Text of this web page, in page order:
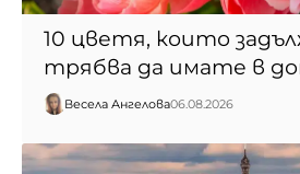
10 цветя, които
трябва да имате в
Весела Ангелова06.08.2026